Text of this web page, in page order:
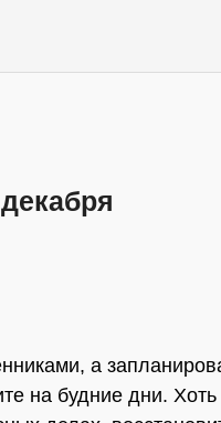
а
на будние дни.